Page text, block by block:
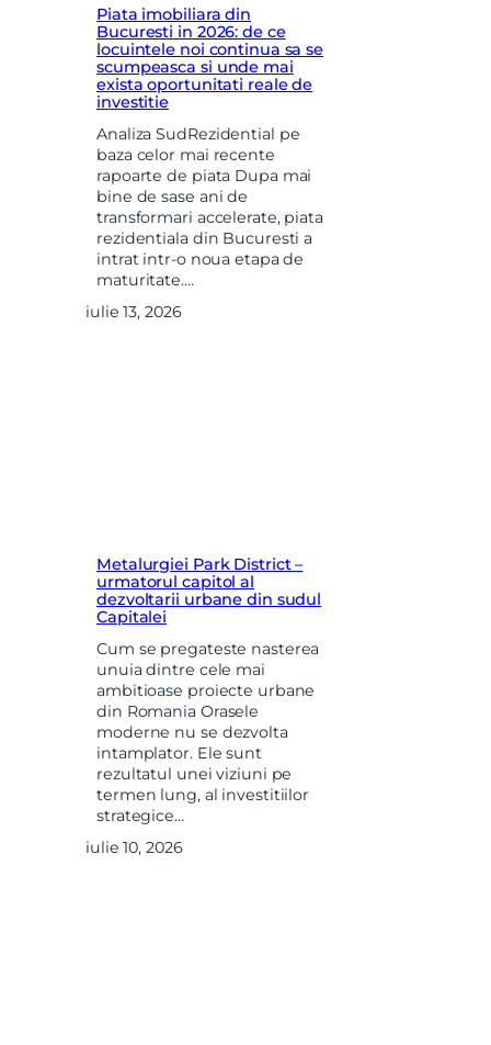
Piata imobiliara din
Bucuresti in 2026: de ce
locuintele noi continua sa se
scumpeasca si unde mai
exista oportunitati reale de
investitie
Analiza SudRezidential pe
baza celor mai recente
rapoarte de piata Dupa mai
bine de sase ani de
transformari accelerate, piata
rezidentiala din Bucuresti a
intrat intr-o noua etapa de
maturitate.…
iulie 13, 2026
Metalurgiei Park District –
urmatorul capitol al
dezvoltarii urbane din sudul
Capitalei
Cum se pregateste nasterea
unuia dintre cele mai
ambitioase proiecte urbane
din Romania Orasele
moderne nu se dezvolta
intamplator. Ele sunt
rezultatul unei viziuni pe
termen lung, al investitiilor
strategice…
iulie 10, 2026